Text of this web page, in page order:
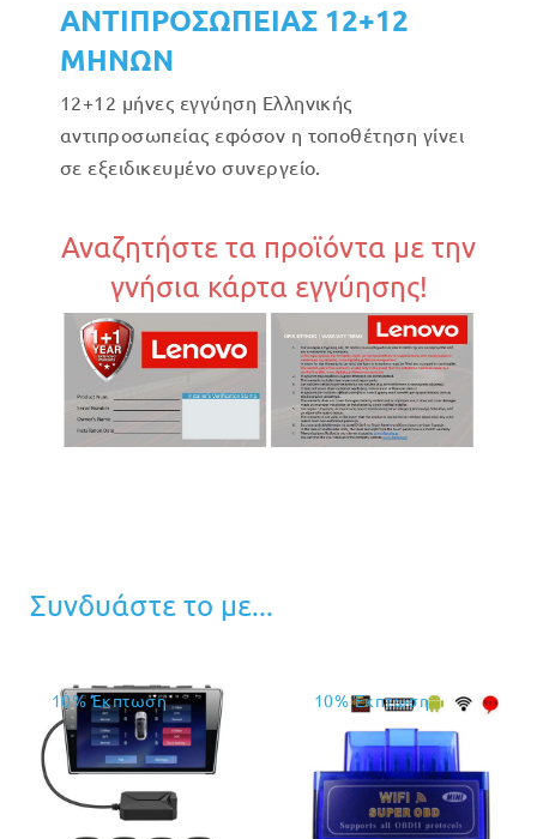
ΑΝΤΙΠΡΟΣΩΠΕΙΑΣ 12+12
ΜΗΝΩΝ
12+12 μήνες εγγύηση Ελληνικής
αντιπροσωπείας εφόσον η τοποθέτηση γίνει
σε εξειδικευμένο συνεργείο.
Αναζητήστε τα προϊόντα με την
γνήσια κάρτα εγγύησης!
Συνδυάστε το με...
10% Έκπτωση 10% Έκπτωση